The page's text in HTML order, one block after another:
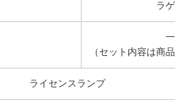
ラゲ
一
（セット内容は商品
ライセンスランプ